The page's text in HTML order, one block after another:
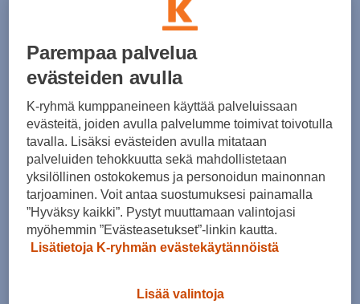
30pv alin hinta: 19,99 €
Lisätietoa
Väri Tummansininen
Parempaa palvelua
evästeiden avulla
K-ryhmä kumppaneineen käyttää palveluissaan
evästeitä, joiden avulla palvelumme toimivat toivotulla
tavalla. Lisäksi evästeiden avulla mitataan
palveluiden tehokkuutta sekä mahdollistetaan
yksilöllinen ostokokemus ja personoidun mainonnan
tarjoaminen. Voit antaa suostumuksesi painamalla
”Hyväksy kaikki”. Pystyt muuttamaan valintojasi
myöhemmin ”Evästeasetukset”-linkin kautta.
Lisätietoja K-ryhmän evästekäytännöistä
Lisää valintoja